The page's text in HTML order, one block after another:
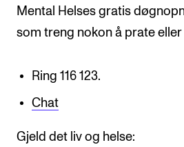
Lover og regler
Offentlige konserter
Mental Helses gratis
som treng nokon å prate
Ring 116 123.
Chat
Gjeld det liv og helse: